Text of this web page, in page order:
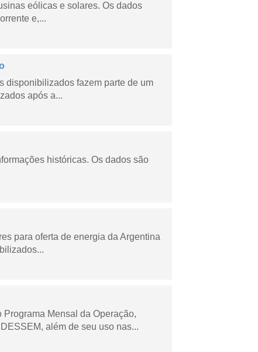
eólicas e solares. Os dados
e,...
disponibilizados fazem parte de um
após a...
históricas. Os dados são
para oferta de energia da Argentina
Mensal da Operação,
além de seu uso nas...